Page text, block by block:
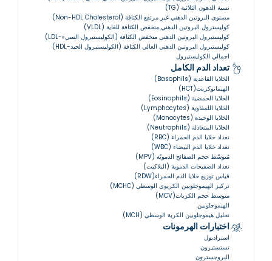
نسبة الدهون الثلاثية (TG)
مستوى البروتين الدهني غير مرتفع الكثافة (Non-HDL Cholesterol)
كوليسترول البروتين الدهني منخفض الكثافة للغاية (VLDL)
كوليستيرول البروتين الدهني منخفض الكثافة (الكوليستيرول السيء-LDL)
كوليستيرول البروتين الدهني العالي الكثافة (الكوليستيرول الجيد-HDL)
اجمالي الكوليستيرول
تعداد الدم الكامل
الخلايا القاعدية (Basophils)
الهيماتوكريت(HCT)
الخلايا الحمضية (Eosinophils)
الخلايا اللمفاوية (Lymphocytes)
الخلايا الوحيدة (Monocytes)
الخلايا المتعادلة (Neutrophils)
تعداد خلايا الدم الحمراء (RBC)
تعداد خلايا الدم البيضاء (WBC)
مُتوسّط ​​حجم الصفائح الدمويّة (MPV)
تعداد الصفيحات الدموية (البلاكيت)
قياس توزيع خلايا الدم الحمراء(RDW)
تركيز الهيموجلوبين الكريوي الوسطي (MCHC)
متوسط حجم الكريات(MCV)
الهيموجلوبين
تحليل هيموجلوبين الكرية الوسطي (MCH)
اختبارات الهرمونات
استراديول
تستستيرون
البروجسترون